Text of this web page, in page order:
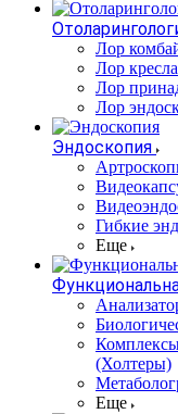
Лор
Лор кресла
Лор
Лор
Эндоскопия
Гибкие
Еще
(Холтеры)
Еще